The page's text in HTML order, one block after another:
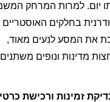
יום. למרות המרחק
בחלקים האוסטריים
את המסע לנעים מאוד,
מדינות ונופים משתנים
זמינות ורכישת